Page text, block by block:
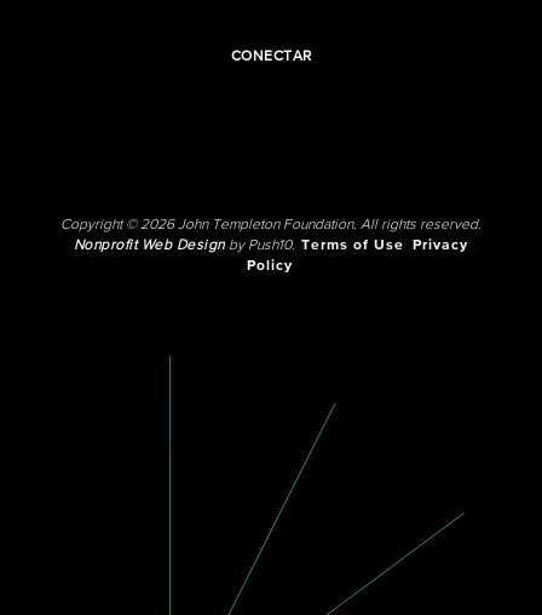
CONECTAR
Copyright © 2026 John Templeton Foundation. All rights reserved.
Nonprofit Web Designby Push10. Terms of Use
Privacy
Policy